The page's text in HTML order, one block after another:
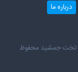
درباره ما
تخت جمشید محفوظ